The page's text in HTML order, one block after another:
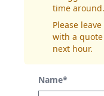
time around.
Please
with a
next hour.
Name*